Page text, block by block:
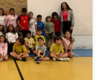
en 6 turnos semanales
la semana del 23 al 26 de
según la
Ayuntamiento. En la
niños y niñas no
12 niños y niñas no han
3 semanas que vienen,
quedaron sin plaza.